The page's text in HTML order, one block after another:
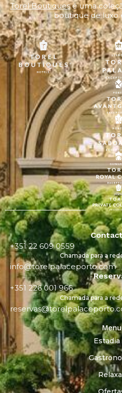
Torel Boutiquesé uma
boutique de luxo
+351 22 609 0559
Chamada para a
info@torelpalaceporto.com
+351 226 001 966
Chamada para a
Menu
Estadia